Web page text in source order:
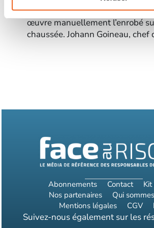
aux compagnons chargés de
œuvre manuellement l’enrobé
chaussée. Johann Goineau, chef
Abonnements Contact
Nos partenaires
Qui
Mentions légales
CGV
Suivez-nous également sur les